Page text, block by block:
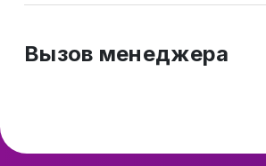
Вызов менеджера